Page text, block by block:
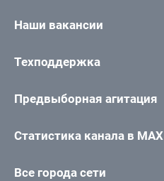
Наши вакансии
Техподдержка
Предвыборная агитация
Статистика канала в MAX
Все города сети